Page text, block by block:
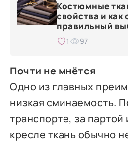
Костюмные
свойства и как
правильный
1 97
Почти не мнётся
Одно из главных
низкая сминаемость.
транспорте, за
кресле ткань обычно